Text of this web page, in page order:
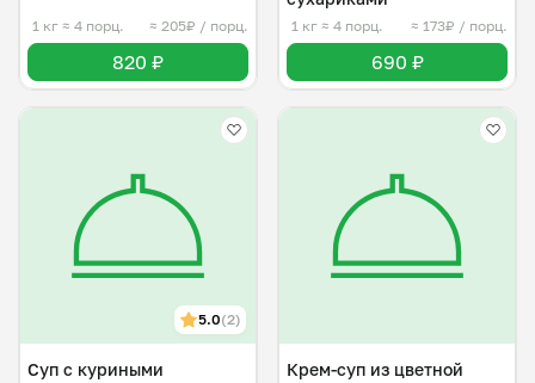
1 кг ≈ 4 порц. ≈ 205₽ / порц.
820 ₽
1 кг ≈ 4 порц. ≈ 173₽ / порц.
690 ₽
5.0(2)
Суп с куриными
Крем-суп из цветной